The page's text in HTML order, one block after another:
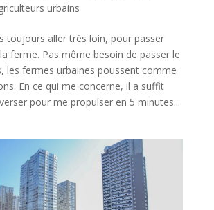
urbains
toujours aller très loin, pour passer
ferme. Pas même besoin de passer le
les fermes urbaines poussent comme
En ce qui me concerne, il a suffit
pour me propulser en 5 minutes...